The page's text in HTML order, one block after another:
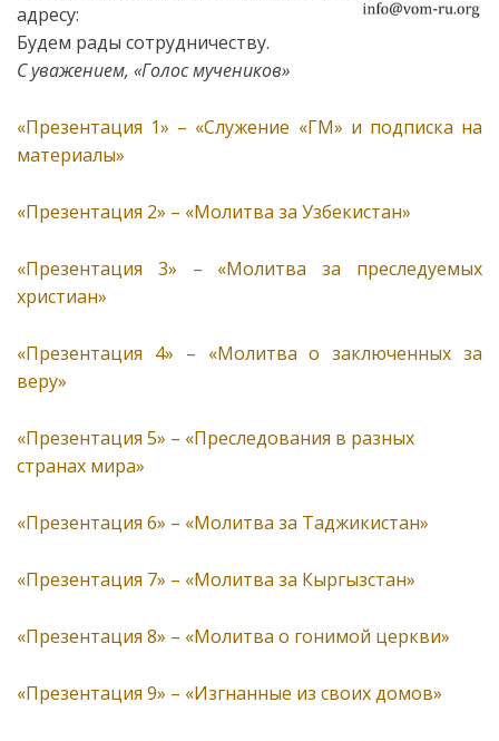
адресу:
Будем рады сотрудничеству.
С уважением, «Голос мучеников»
«Презентация 1» – «Служение «ГМ» и подписка на
материалы»
«Презентация 2» – «Молитва за Узбекистан»
«Презентация 3» – «Молитва за преследуемых
христиан»
«Презентация 4» – «Молитва о заключенных за
веру»
«Презентация 5» – «Преследования в разных
странах мира»
«Презентация 6» – «Молитва за Таджикистан»
«Презентация 7» – «Молитва за Кыргызстан»
«Презентация 8» – «Молитва о гонимой церкви»
«Презентация 9» – «Изгнанные из своих домов»